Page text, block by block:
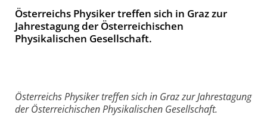
Österreichs Physiker treffen sich in Graz zur
Jahrestagung der Österreichischen
Physikalischen Gesellschaft.
Österreichs Physiker treffen sich in Graz zur Jahrestagung
der Österreichischen Physikalischen Gesellschaft.